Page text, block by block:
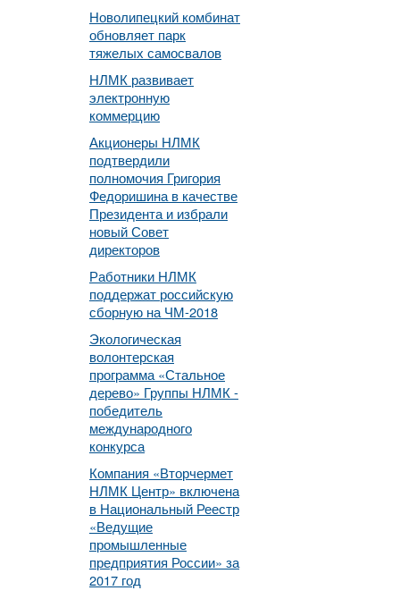
Новолипецкий комбинат
обновляет парк
тяжелых самосвалов
НЛМК развивает
электронную
коммерцию
Акционеры НЛМК
подтвердили
полномочия Григория
Федоришина в качестве
Президента и избрали
новый Совет
директоров
Работники НЛМК
поддержат российскую
сборную на ЧМ-2018
Экологическая
волонтерская
программа «Стальное
дерево» Группы НЛМК -
победитель
международного
конкурса
Компания «Вторчермет
НЛМК Центр» включена
в Национальный Реестр
«Ведущие
промышленные
предприятия России» за
2017 год